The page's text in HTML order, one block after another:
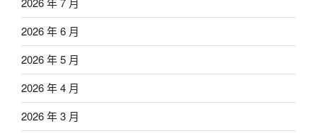
2026 年 6 月
2026 年 5 月
2026 年 4 月
2026 年 3 月